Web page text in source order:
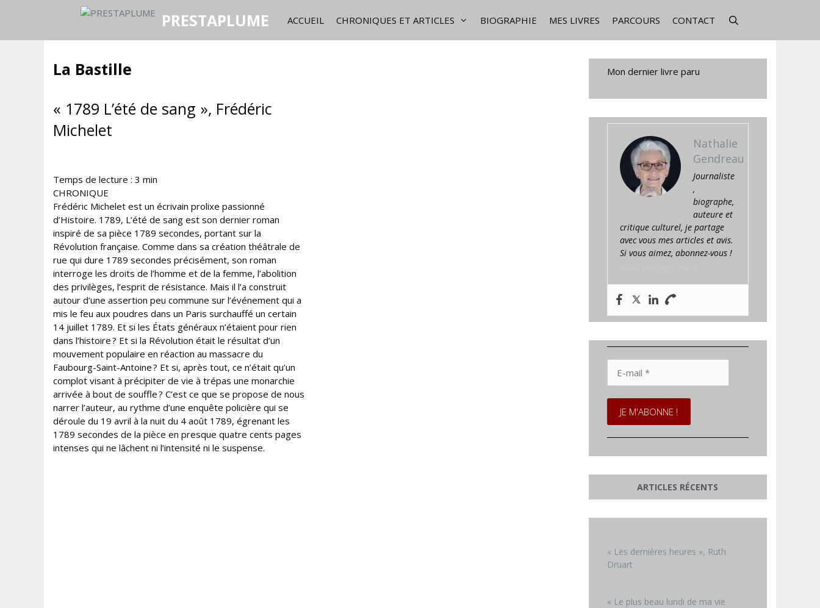
PRESTAPLUME ACCUEIL CHRONIQUES ET ARTICLES BIOGRAPHIE MES LIVRES PARCOURS CONTACT
La Bastille
« 1789 L’été de sang », Frédéric
Michelet
Temps de lecture : 3 min
CHRONIQUE
Frédéric Michelet est un écrivain prolixe passionné
d’Histoire. 1789, L’été de sang est son dernier roman
inspiré de sa pièce 1789 secondes, portant sur la
Révolution française. Comme dans sa création théâtrale de
rue qui dure 1789 secondes précisément, son roman
interroge les droits de l’homme et de la femme, l’abolition
des privilèges, l’esprit de résistance. Mais il l’a construit
autour d’une assertion peu commune sur l’événement qui a
mis le feu aux poudres dans un Paris surchauffé un certain
14 juillet 1789. Et si les États généraux n’étaient pour rien
dans l’histoire ? Et si la Révolution était le résultat d’un
mouvement populaire en réaction au massacre du
Faubourg-Saint-Antoine ? Et si, après tout, ce n’était qu’un
complot visant à précipiter de vie à trépas une monarchie
arrivée à bout de souffle ? C’est ce que se propose de nous
narrer l’auteur, au rythme d’une enquête policière qui se
déroule du 19 avril à la nuit du 4 août 1789, égrenant les
1789 secondes de la pièce en presque quatre cents pages
intenses qui ne lâchent ni l’intensité ni le suspense.
Mon dernier livre paru
Nathalie
Gendreau
Journaliste
,
biographe,
auteure et
critique culturel, je partage
avec vous mes articles et avis.
Si vous aimez, abonnez-vous !
mail
*
ARTICLES RÉCENTS
« Les dernières heures », Ruth
Druart
« Le plus beau lundi de ma vie